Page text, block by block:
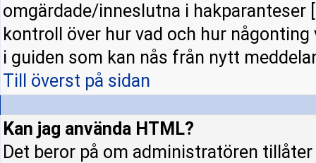
omgärdade/inneslutna i hakparanteser
kontroll över hur vad och hur
i guiden som kan nås från nytt
Till överst på sidan
Kan jag använda HTML?
Det beror på om administratören